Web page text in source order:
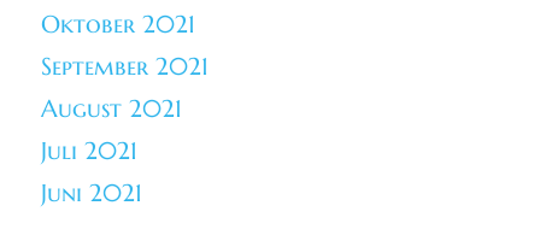
Oktober 2021
September 2021
August 2021
Juli 2021
Juni 2021